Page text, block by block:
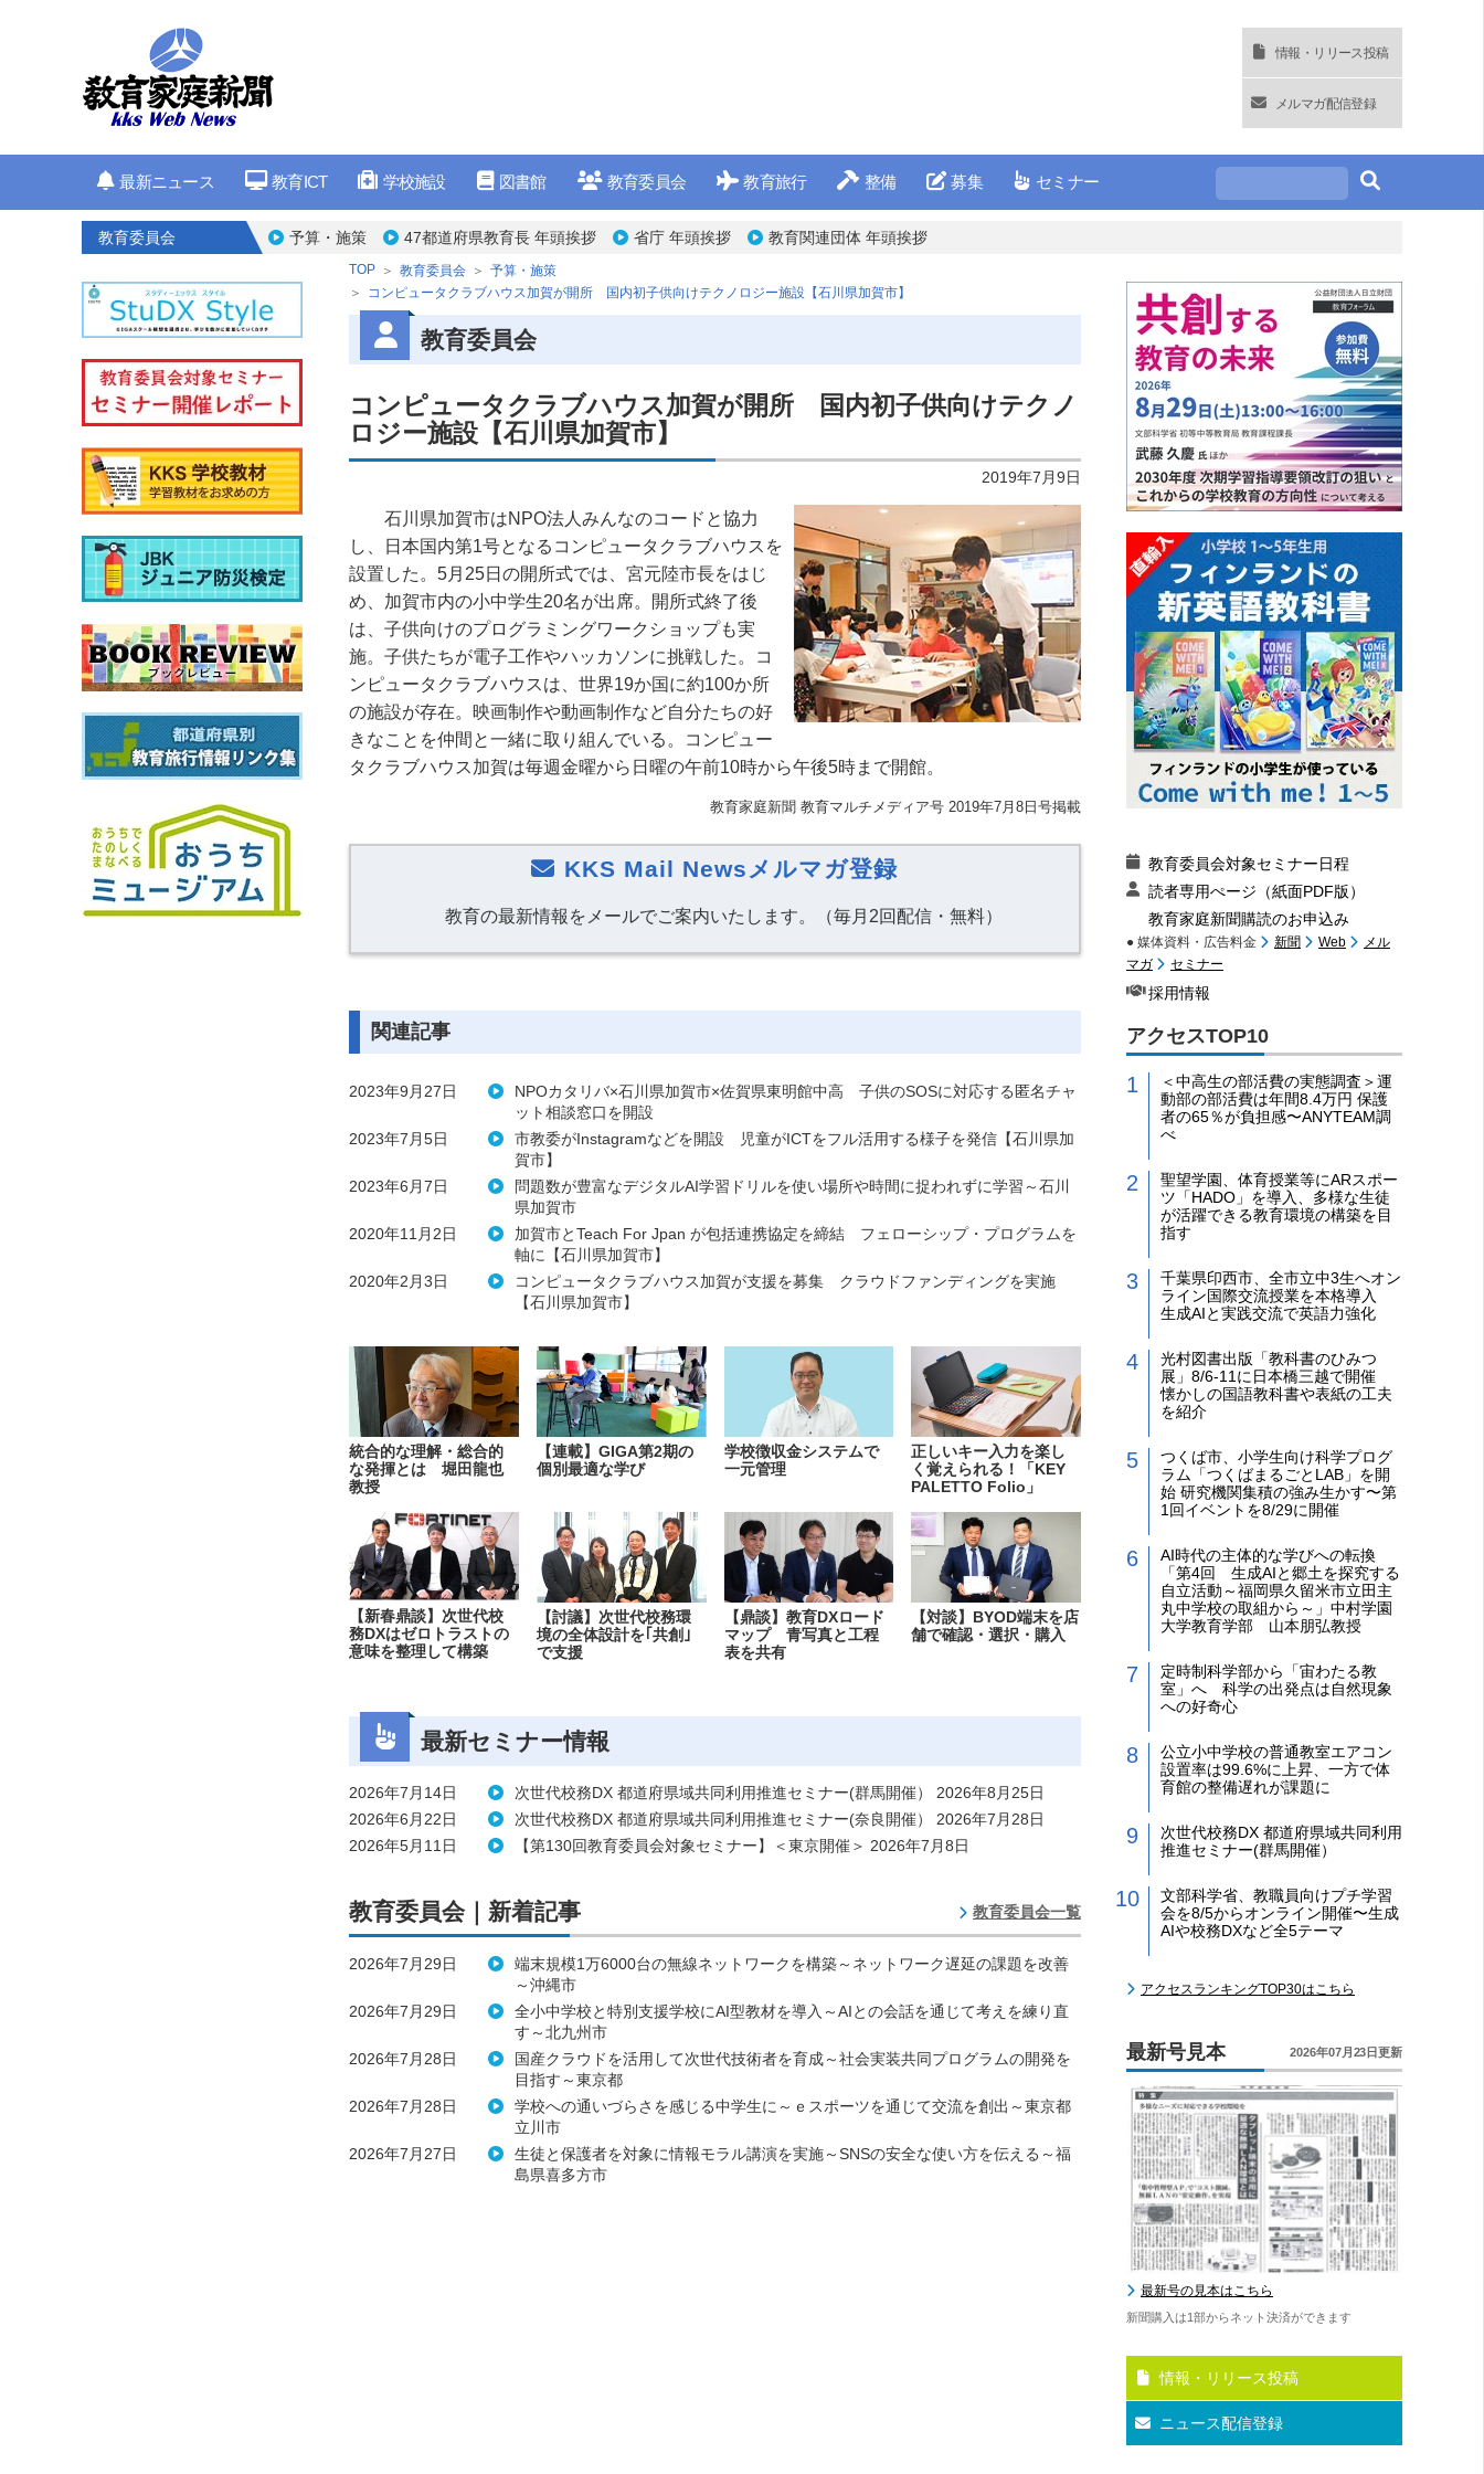
情報・リリース投稿
メルマガ配信登録
最新ニュース 教育ICT 学校施設 図書館 教育委員会 教育旅行 整備 募集 セミナー
教育委員会 予算・施策 47都道府県教育長 年頭挨拶 省庁 年頭挨拶 教育関連団体 年頭挨拶
TOP 教育委員会
予算・施策
コンピュータクラブハウス加賀が開所 国内初子供向けテクノロジー施設【石川県加賀市】
教育委員会
コンピュータクラブハウス加賀が開所 国内初子供向けテクノ
ロジー施設【石川県加賀市】
2019年7月9日
石川県加賀市はNPO法人みんなのコードと協力
し、日本国内第1号となるコンピュータクラブハウスを
設置した。5月25日の開所式では、宮元陸市長をはじ
め、加賀市内の小中学生20名が出席。開所式終了後
は、子供向けのプログラミングワークショップも実
施。子供たちが電子工作やハッカソンに挑戦した。コ
ンピュータクラブハウスは、世界19か国に約100か所
の施設が存在。映画制作や動画制作など自分たちの好
きなことを仲間と一緒に取り組んでいる。コンピュー
タクラブハウス加賀は毎週金曜から日曜の午前10時から午後5時まで開館。
教育家庭新聞 教育マルチメディア号 2019年7月8日号掲載
KKS Mail Newsメルマガ登録
教育の最新情報をメールでご案内いたします。（毎月2回配信・無料）
関連記事
2023年9月27日
NPOカタリバ×石川県加賀市×佐賀県東明館中高 子供のSOSに対応する匿名チャ
ット相談窓口を開設
2023年7月5日
市教委がInstagramなどを開設 児童がICTをフル活用する様子を発信【石川県加
賀市】
2023年6月7日
問題数が豊富なデジタルAI学習ドリルを使い場所や時間に捉われずに学習～石川
県加賀市
2020年11月2日
加賀市とTeach For Jpan が包括連携協定を締結 フェローシップ・プログラムを
軸に【石川県加賀市】
2020年2月3日
コンピュータクラブハウス加賀が支援を募集 クラウドファンディングを実施
【石川県加賀市】
統合的な理解・総合的
な発揮とは 堀田龍也
教授
【連載】GIGA第2期の
個別最適な学び
学校徴収金システムで
一元管理
正しいキー入力を楽し
く覚えられる！「KEY
PALETTO Folio」
【新春鼎談】次世代校
務DXはゼロトラストの
意味を整理して構築
【討議】次世代校務環
境の全体設計を｢共創｣
で支援
【鼎談】教育DXロード
マップ 青写真と工程
表を共有
【対談】BYOD端末を店
舗で確認・選択・購入
最新セミナー情報
2026年7月14日
次世代校務DX 都道府県域共同利用推進セミナー(群馬開催） 2026年8月25日
2026年6月22日
次世代校務DX 都道府県域共同利用推進セミナー(奈良開催） 2026年7月28日
2026年5月11日
【第130回教育委員会対象セミナー】＜東京開催＞ 2026年7月8日
教育委員会｜新着記事 教育委員会一覧
2026年7月29日
端末規模1万6000台の無線ネットワークを構築～ネットワーク遅延の課題を改善
～沖縄市
2026年7月29日
全小中学校と特別支援学校にAI型教材を導入～AIとの会話を通じて考えを練り直
す～北九州市
2026年7月28日
国産クラウドを活用して次世代技術者を育成～社会実装共同プログラムの開発を
目指す～東京都
2026年7月28日
学校への通いづらさを感じる中学生に～ｅスポーツを通じて交流を創出～東京都
立川市
2026年7月27日
生徒と保護者を対象に情報モラル講演を実施～SNSの安全な使い方を伝える～福
島県喜多方市
教育委員会対象セミナー日程
読者専用ぺージ（紙面PDF版）
教育家庭新聞購読のお申込み
● 媒体資料・広告料金 新聞 Web
メル
マガ
セミナー
採用情報
アクセスTOP10
＜中高生の部活費の実態調査＞運
動部の部活費は年間8.4万円 保護
者の65％が負担感〜ANYTEAM調
べ
聖望学園、体育授業等にARスポー
ツ「HADO」を導入、多様な生徒
が活躍できる教育環境の構築を目
指す
千葉県印西市、全市立中3生へオン
ライン国際交流授業を本格導入
生成AIと実践交流で英語力強化
光村図書出版「教科書のひみつ
展」8/6-11に日本橋三越で開催
懐かしの国語教科書や表紙の工夫
を紹介
つくば市、小学生向け科学プログ
ラム「つくばまるごとLAB」を開
始 研究機関集積の強み生かす〜第
1回イベントを8/29に開催
AI時代の主体的な学びへの転換
「第4回 生成AIと郷土を探究する
自立活動～福岡県久留米市立田主
丸中学校の取組から～」中村学園
大学教育学部 山本朋弘教授
定時制科学部から「宙わたる教
室」へ 科学の出発点は自然現象
への好奇心
公立小中学校の普通教室エアコン
設置率は99.6%に上昇、一方で体
育館の整備遅れが課題に
次世代校務DX 都道府県域共同利用
推進セミナー(群馬開催）
文部科学省、教職員向けプチ学習
会を8/5からオンライン開催〜生成
AIや校務DXなど全5テーマ
アクセスランキングTOP30はこちら
最新号見本 2026年07月23日更新
最新号の見本はこちら
新聞購入は1部からネット決済ができます
情報・リリース投稿
ニュース配信登録